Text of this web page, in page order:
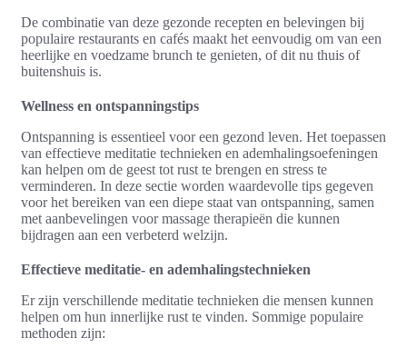
De combinatie van deze gezonde recepten en belevingen bij
populaire restaurants en cafés maakt het eenvoudig om van een
heerlijke en voedzame brunch te genieten, of dit nu thuis of
buitenshuis is.
Wellness en ontspanningstips
Ontspanning is essentieel voor een gezond leven. Het toepassen
van effectieve meditatie technieken en ademhalingsoefeningen
kan helpen om de geest tot rust te brengen en stress te
verminderen. In deze sectie worden waardevolle tips gegeven
voor het bereiken van een diepe staat van ontspanning, samen
met aanbevelingen voor massage therapieën die kunnen
bijdragen aan een verbeterd welzijn.
Effectieve meditatie- en ademhalingstechnieken
Er zijn verschillende meditatie technieken die mensen kunnen
helpen om hun innerlijke rust te vinden. Sommige populaire
methoden zijn: